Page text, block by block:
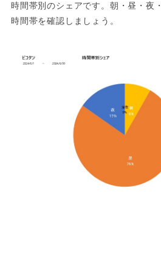
時間帯別のシェアです。朝・昼・夜
時間帯を確認しましょう。